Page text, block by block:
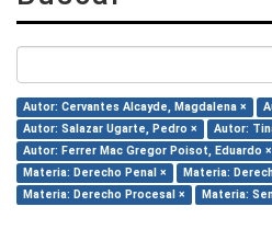
Autor: Cervantes Alcayde, Magdalena ×
Autor: Salazar Ugarte, Pedro ×
Autor:
Autor: Ferrer Mac Gregor Poisot, Eduardo ×
Materia: Derecho Penal ×
Materia:
Materia: Derecho Procesal ×
Materia: